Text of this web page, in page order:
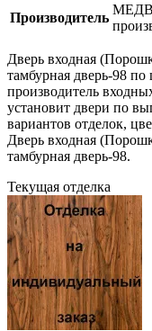
Производитель
Дверь входная
тамбурная дверь-98
производитель
установит двери по
вариантов отделок,
Дверь входная
тамбурная дверь-98.
Текущая отделка